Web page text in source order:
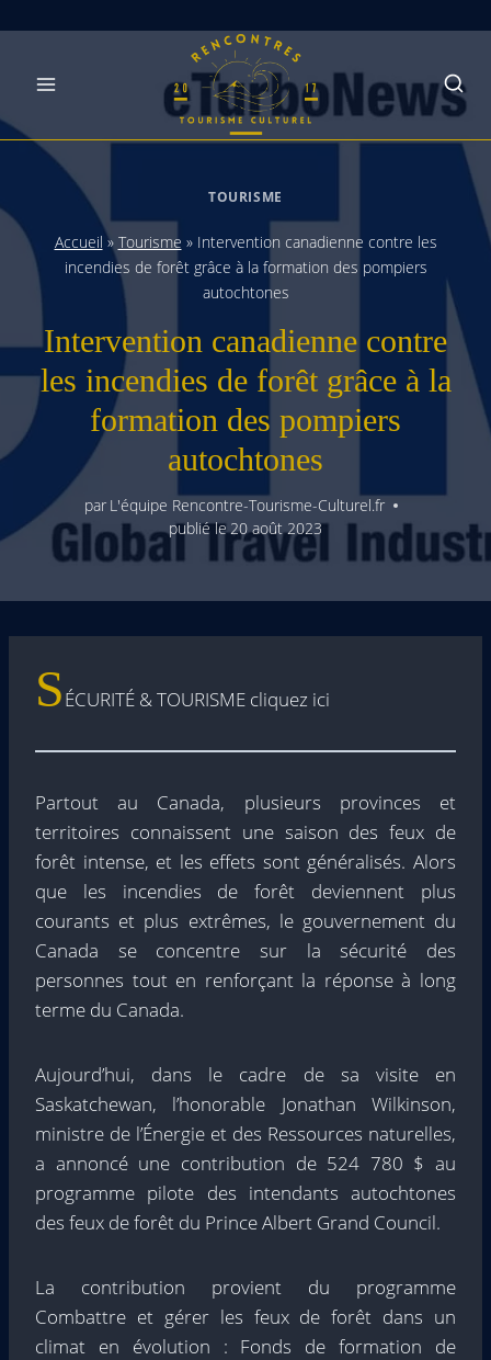
TOURISME
Accueil » Tourisme » Intervention canadienne contre les
incendies de forêt grâce à la formation des pompiers
autochtones
Intervention canadienne contre
les incendies de forêt grâce à la
formation des pompiers
autochtones
par L'équipe Rencontre-Tourisme-Culturel.fr
publié le 20 août 2023
SÉCURITÉ & TOURISME cliquez ici
Partout au Canada, plusieurs provinces et
territoires connaissent une saison des feux de
forêt intense, et les effets sont généralisés. Alors
que les incendies de forêt deviennent plus
courants et plus extrêmes, le gouvernement du
Canada se concentre sur la sécurité des
personnes tout en renforçant la réponse à long
terme du Canada.
Aujourd’hui, dans le cadre de sa visite en
Saskatchewan, l’honorable Jonathan Wilkinson,
ministre de l’Énergie et des Ressources naturelles,
a annoncé une contribution de 524 780 $ au
programme pilote des intendants autochtones
des feux de forêt du Prince Albert Grand Council.
La contribution provient du programme
Combattre et gérer les feux de forêt dans un
climat en évolution : Fonds de formation de